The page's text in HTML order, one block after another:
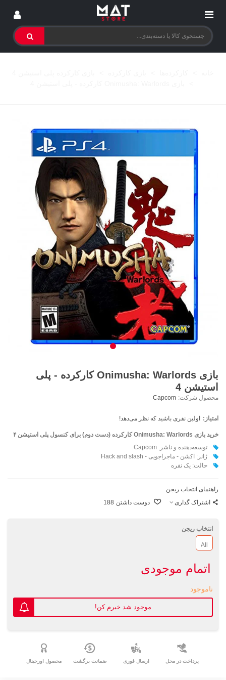
بازی Onimusha: Warlords کارکرده - پلی
استیشن 4
محصول شرکت: Capcom
امتیاز: اولین نفری باشید که نظر می‌دهد!
خرید بازی Onimusha: Warlords کارکرده (دست دوم) برای کنسول پلی استیشن ۴
توسعه‌دهنده و ناشر: Capcom
ژانر: اکشن - ماجراجویی - Hack and slash
حالت: یک نفره
راهنمای انتخاب ریجن
اشتراک گذاری
دوست داشتن 188
انتخاب ریجن
All
اتمام موجودی
ناموجود
موجود شد خبرم کن!
پرداخت در محل ارسال فوری ضمانت برگشت محصول اورجینال